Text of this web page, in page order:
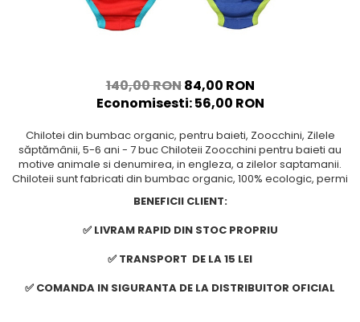
140,00 RON84,00 RON
Economisesti:56,00 RON
Chilotei din bumbac organic, pentru baieti, Zoocchini, Zilele
săptămânii, 5-6 ani - 7 buc Chiloteii Zoocchini pentru baieti au
motive animale si denumirea, in engleza, a zilelor saptamanii.
Chiloteii sunt fabricati din bumbac organic, 100% ecologic, permi
BENEFICII CLIENT:
✅ LIVRAM RAPID DIN STOC PROPRIU
✅ TRANSPORT DE LA 15 LEI
✅ COMANDA IN SIGURANTA DE LA DISTRIBUITOR OFICIAL